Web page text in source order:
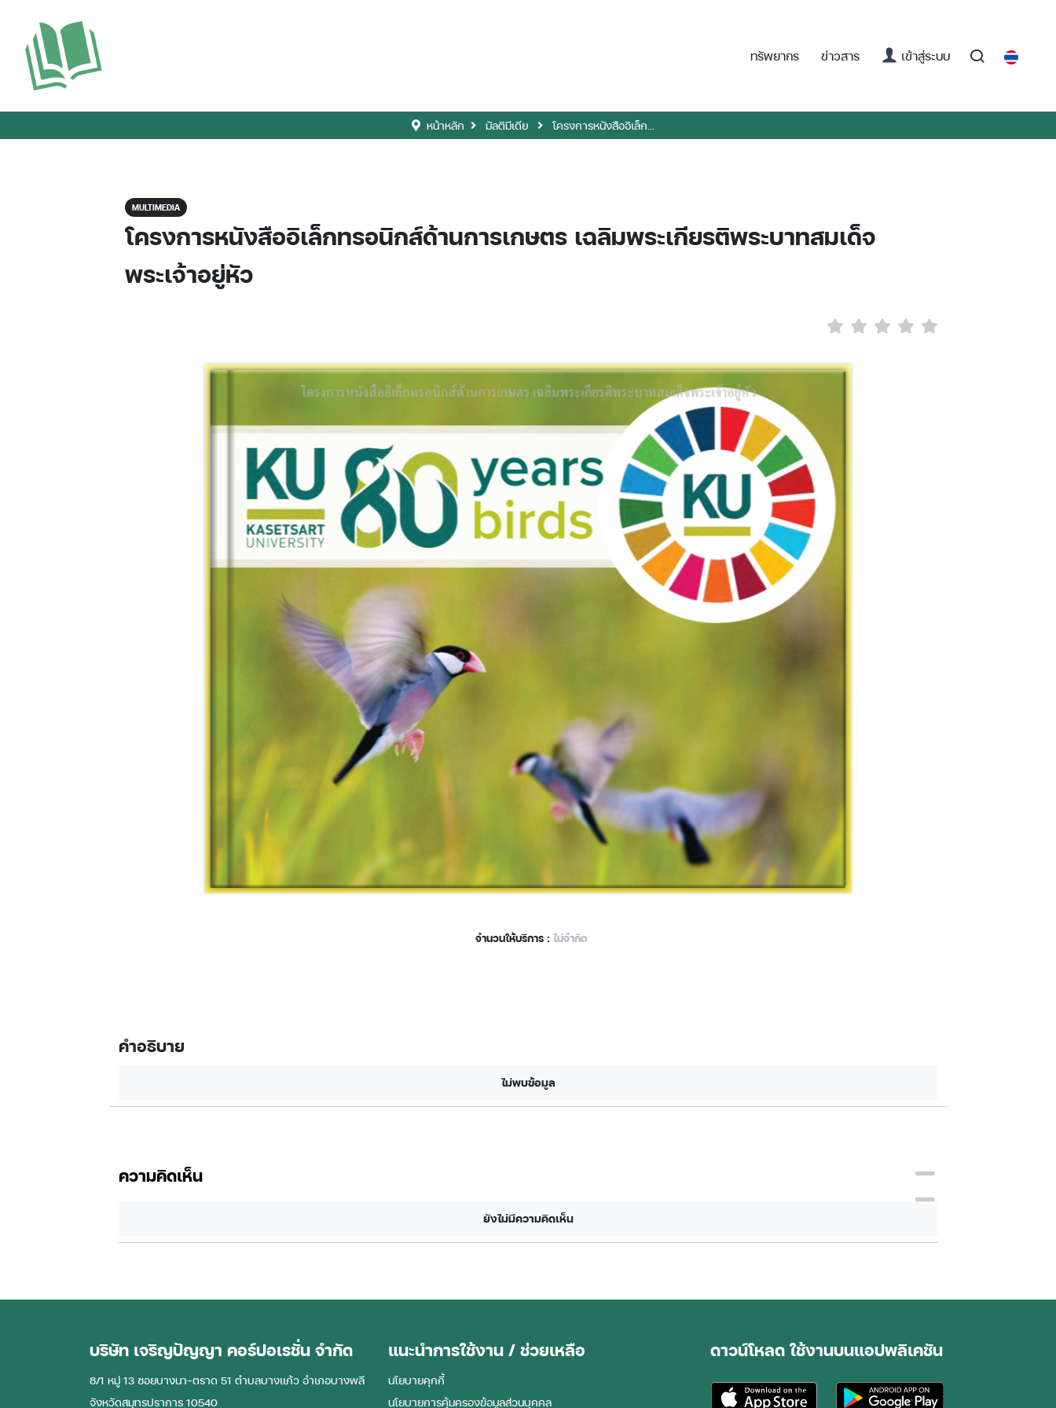
ทรัพยากร ข่าวสาร เข้าสู่ระบบ(current)
หน้าหลัก มัลติมีเดีย โครงการหนังสืออิเล็ก...
MULTIMEDIA
โครงการหนังสืออิเล็กทรอนิกส์ด้านการเกษตร เฉลิมพระเกียรติพระบาทสมเด็จ
พระเจ้าอยู่หัว
จำนวนให้บริการ : ไม่จำกัด
คำอธิบาย
ไม่พบข้อมูล
ความคิดเห็น
ยังไม่มีความคิดเห็น
บริษัท เจริญปัญญา คอร์ปอเรชั่น จำกัด
8/1 หมู่ 13 ซอยบางนา-ตราด 51 ตําบลบางแก้ว อําเภอบางพลี
จังหวัดสมุทรปราการ 10540
แนะนำการใช้งาน / ช่วยเหลือ
นโยบายคุกกี้
นโยบายการคุ้มครองข้อมูลส่วนบุคคล
ดาวน์โหลด ใช้งานบนแอปพลิเคชัน